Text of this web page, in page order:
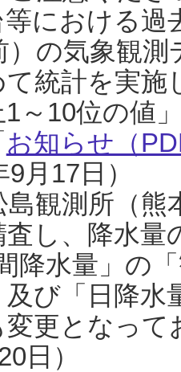
における過
）の気象観
統計を実
1～10位の値
お知らせ（
月17日）
観測所（熊
し、降水
降水量」の
及び「日降
更となっ
日）